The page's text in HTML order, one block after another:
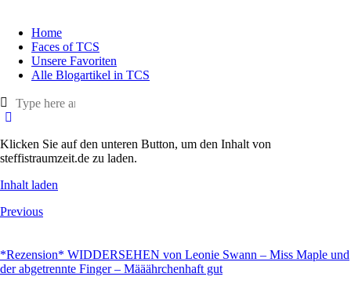
Home
Faces of TCS
Unsere Favoriten
Alle Blogartikel in TCS
Klicken Sie auf den unteren Button, um den Inhalt von
steffistraumzeit.de zu laden.
Inhalt laden
Previous
*Rezension* WIDDERSEHEN von Leonie Swann – Miss Maple und
der abgetrennte Finger – Määährchenhaft gut